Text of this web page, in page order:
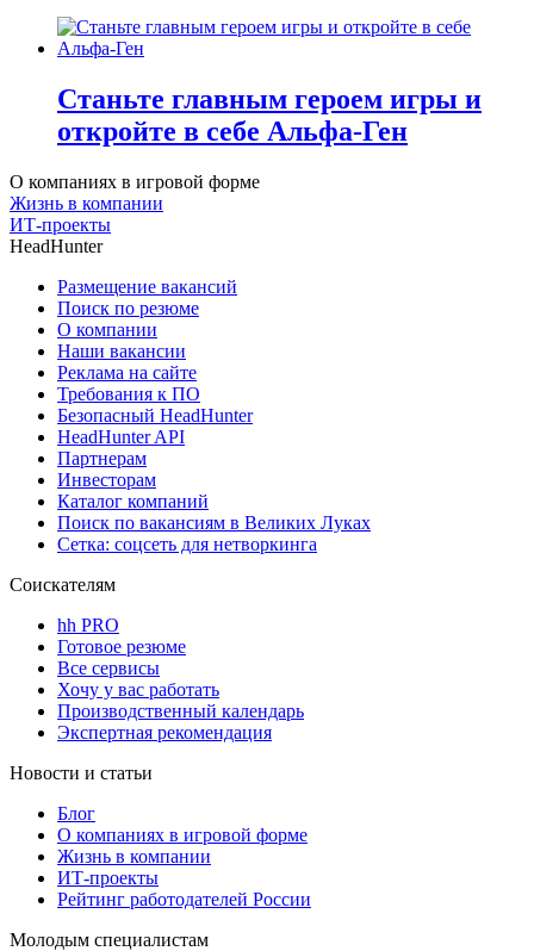
Станьте главным героем игры и
откройте в себе Альфа-Ген
О компаниях в игровой форме
Жизнь в компании
ИТ-проекты
HeadHunter
Размещение вакансий
Поиск по резюме
О компании
Наши вакансии
Реклама на сайте
Требования к ПО
Безопасный HeadHunter
HeadHunter API
Партнерам
Инвесторам
Каталог компаний
Поиск по вакансиям в Великих Луках
Сетка: соцсеть для нетворкинга
Соискателям
hh PRO
Готовое резюме
Все сервисы
Хочу у вас работать
Производственный календарь
Экспертная рекомендация
Новости и статьи
Блог
О компаниях в игровой форме
Жизнь в компании
ИТ-проекты
Рейтинг работодателей России
Молодым специалистам